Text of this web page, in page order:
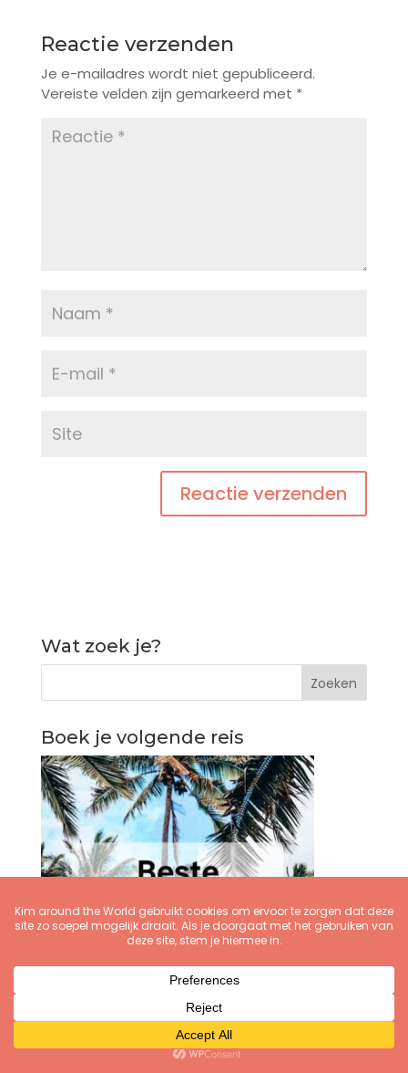
Reactie verzenden
Je e-mailadres wordt niet gepubliceerd.
Vereiste velden zijn gemarkeerd met *
Wat zoek je?
Boek je volgende reis